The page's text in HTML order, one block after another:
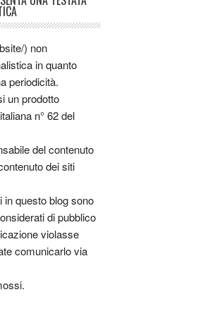
) non
in quanto
periodicità.
un prodotto
n° 62 del
del contenuto
dei siti
in questo blog sono
di pubblico
violasse
comunicarlo via